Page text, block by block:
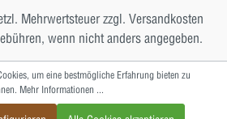
Mehrwertsteuer zzgl. Versandkosten
wenn nicht anders angegeben.
um eine bestmögliche Erfahrung bieten zu
Mehr Informationen ...